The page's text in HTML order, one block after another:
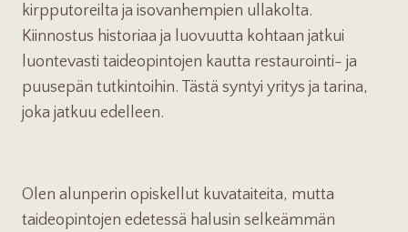
kirpputoreilta ja isovanhempien ullakolta.
Kiinnostus historiaa ja luovuutta kohtaan jatkui
luontevasti taideopintojen kautta restaurointi- ja
puusepän tutkintoihin. Tästä syntyi yritys ja tarina,
joka jatkuu edelleen.
Olen alunperin opiskellut kuvataiteita, mutta
taideopintojen edetessä halusin selkeämmän